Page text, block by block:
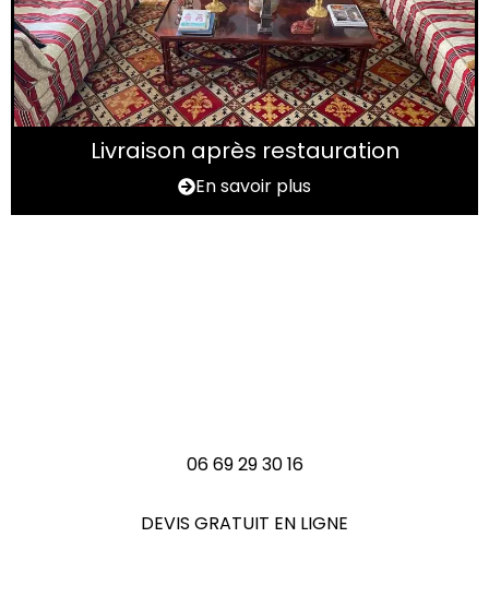
Livraison après restauration
En savoir plus
06 69 29 30 16
DEVIS GRATUIT EN LIGNE